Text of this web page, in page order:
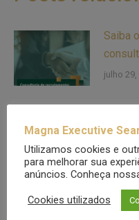
Saiba
julho 29,
pode
julho 17,
Fit de
Magna Executive
Utilizamos cookies e
para melhorar sua
anúncios. Conheça
Cookies utilizados